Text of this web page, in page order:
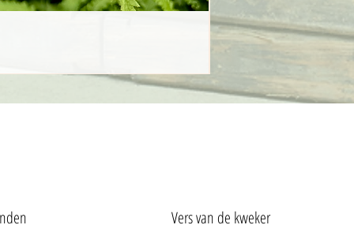
Vers van de kweker